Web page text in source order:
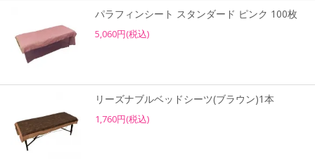
パラフィンシート スタンダード ピンク 100枚
5,060円(税込)
リーズナブルベッドシーツ(ブラウン)1本
1,760円(税込)